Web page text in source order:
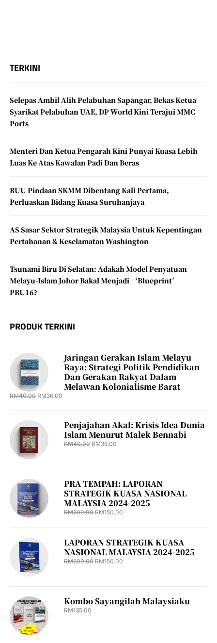
TERKINI
Selepas Ambil Alih Pelabuhan Sapangar, Bekas Ketua
Syarikat Pelabuhan UAE, DP World Kini Terajui MMC
Ports
Menteri Dan Ketua Pengarah Kini Punyai Kuasa Lebih
Luas Ke Atas Kawalan Padi Dan Beras
RUU Pindaan SKMM Dibentang Kali Pertama,
Perluaskan Bidang Kuasa Suruhanjaya
AS Sasar Sektor Strategik Malaysia Untuk Kepentingan
Pertahanan & Keselamatan Washington
Tsunami Biru Di Selatan: Adakah Model Penyatuan
Melayu-Islam Johor Bakal Menjadi ‘Blueprint’
PRU16?
PRODUK TERKINI
Jaringan Gerakan Islam Melayu
Raya: Strategi Politik Pendidikan
Dan Gerakan Rakyat Dalam
Melawan Kolonialisme Barat
RM40.00 RM36.00
Penjajahan Akal: Krisis Idea Dunia
Islam Menurut Malek Bennabi
RM40.00 RM36.00
PRA TEMPAH: LAPORAN
STRATEGIK KUASA NASIONAL
MALAYSIA 2024-2025
RM200.00 RM150.00
LAPORAN STRATEGIK KUASA
NASIONAL MALAYSIA 2024-2025
RM200.00 RM150.00
Kombo Sayangilah Malaysiaku
RM135.00